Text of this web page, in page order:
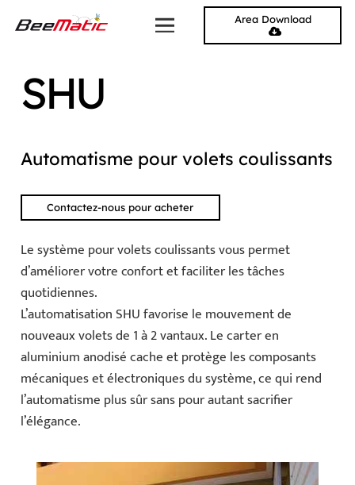
Area Download
SHU
Automatisme pour volets coulissants
Contactez-nous pour acheter
Le système pour volets coulissants vous permet
d’améliorer votre confort et faciliter les tâches
quotidiennes.
L’automatisation SHU favorise le mouvement de
nouveaux volets de 1 à 2 vantaux. Le carter en
aluminium anodisé cache et protège les composants
mécaniques et électroniques du système, ce qui rend
l’automatisme plus sûr sans pour autant sacrifier
l’élégance.